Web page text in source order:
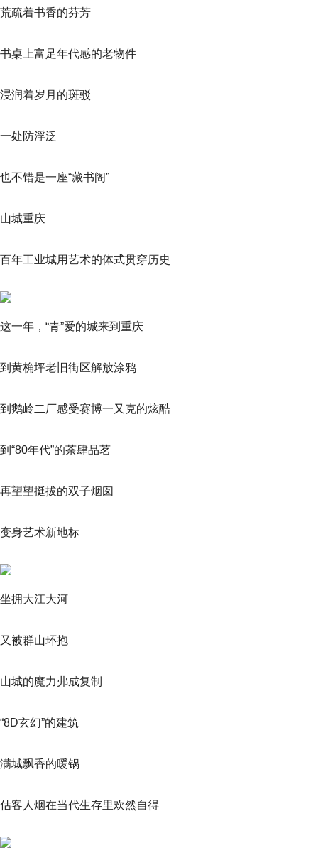
荒疏着书香的芬芳
书桌上富足年代感的老物件
浸润着岁月的斑驳
一处防浮泛
也不错是一座“藏书阁”
山城重庆
百年工业城用艺术的体式贯穿历史
这一年，“青”爱的城来到重庆
到黄桷坪老旧街区解放涂鸦
到鹅岭二厂感受赛博一又克的炫酷
到“80年代”的茶肆品茗
再望望挺拔的双子烟囱
变身艺术新地标
坐拥大江大河
又被群山环抱
山城的魔力弗成复制
“8D玄幻”的建筑
满城飘香的暖锅
估客人烟在当代生存里欢然自得